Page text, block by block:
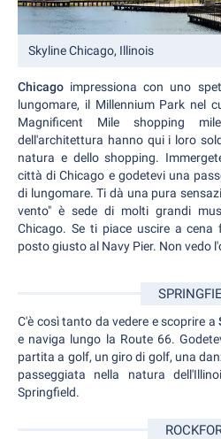
Skyline Chicago, Illinois
Chicago impressiona con uno
lungomare, il Millennium Park nel
Magnificent Mile shopping
dell'architettura hanno qui i loro
natura e dello shopping.
città di Chicago e godetevi una
di lungomare. Ti dà una pura
vento" è sede di molti grandi
Chicago. Se ti piace uscire a cena
posto giusto al Navy Pier. Non vedo
C'è così tanto da vedere e scoprire a
e naviga lungo la Route 66.
partita a golf, un giro di golf, una
passeggiata nella natura
Springfield.